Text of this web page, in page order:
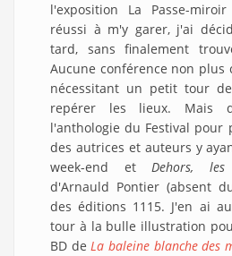
l'exposition La Passe-
réussi à m'y garer, j'ai
tard, sans finalement
Aucune conférence non plus
nécessitant un petit tour
repérer les lieux. Mais
l'anthologie du Festival
des autrices et auteurs y
week-end etDehors,
d'Arnauld Pontier (absent
des éditions 1115. J'en ai
tour à la bulle illustration
BD deLa baleine blanche des